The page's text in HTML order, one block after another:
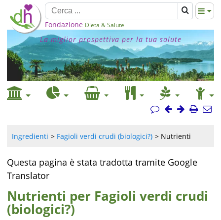
Fondazione Dieta & Salute
La miglior prospettiva per la tua salute
Ingredienti Fagioli verdi crudi (biologici?) Nutrienti
Questa pagina è stata tradotta tramite Google
Translator
Nutrienti per Fagioli verdi crudi
(biologici?)